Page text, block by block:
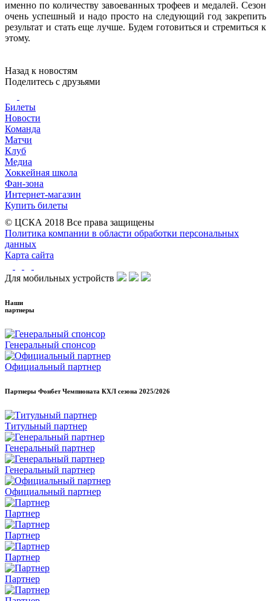
именно по количеству завоеванных трофеев и медалей. Сезон
очень успешный и надо просто на следующий год закрепить
результат и стать еще лучше. Будем готовиться и стремиться к
этому.
Назад к новостям
Поделитесь c друзьями
Билеты
Новости
Команда
Матчи
Клуб
Медиа
Хоккейная школа
Фан-зона
Интернет-магазин
Купить билеты
© ЦСКА 2018 Все права защищены
Политика компании в области обработки персональных
данных
Карта сайта
Для мобильных устройств
Наши
партнеры
Генеральный спонсор
Официальный партнер
Партнеры Фонбет Чемпионата КХЛ сезона 2025/2026
Титульный партнер
Генеральный партнер
Генеральный партнер
Официальный партнер
Партнер
Партнер
Партнер
Партнер